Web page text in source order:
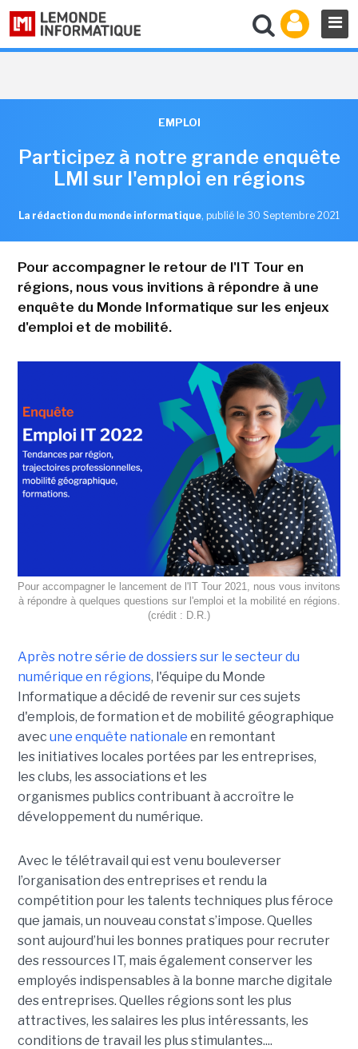
EMPLOI
Participez à notre grande enquête
LMI sur l'emploi en régions
La rédaction du monde informatique, publié le 30 Septembre 2021
Pour accompagner le retour de l'IT Tour en
régions, nous vous invitions à répondre à une
enquête du Monde Informatique sur les enjeux
d'emploi et de mobilité.
Pour accompagner le lancement de l'IT Tour 2021, nous vous invitons
à répondre à quelques questions sur l'emploi et la mobilité en régions.
(crédit : D.R.)
Après notre série de dossiers sur le secteur du
numérique en régions, l'équipe du Monde
Informatique a décidé de revenir sur ces sujets
d'emplois, de formation et de mobilité géographique
avec une enquête nationale en remontant
les initiatives locales portées par les entreprises,
les clubs, les associations et les
organismes publics contribuant à accroître le
développement du numérique.
Avec le télétravail qui est venu bouleverser
l’organisation des entreprises et rendu la
compétition pour les talents techniques plus féroce
que jamais, un nouveau constat s’impose. Quelles
sont aujourd’hui les bonnes pratiques pour recruter
des ressources IT, mais également conserver les
employés indispensables à la bonne marche digitale
des entreprises. Quelles régions sont les plus
attractives, les salaires les plus intéressants, les
conditions de travail les plus stimulantes....